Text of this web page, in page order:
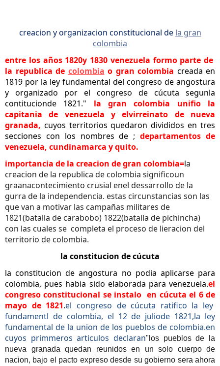
creacion y organizacion constitucional de la gran
colombia
entre los años 1820y 1830 venezuela formo parte de
la republica de colombia o gran colombia creada en
1819 por la ley fundamental del congreso de angostura
y organizado por el congreso de cúcuta segunla
contitucionde 1821." la gran colombia unifio la
capitania de venezuela y elvirreinato de nueva
granada, cuyos territorios quedaron divididos en tres
secciones con los nombres de ;departamentos de
venezuela, cundinamarca y quito.
importancia de la creacion de gran colombia=la
creacion de la republica de colombia significoun
graanacontecimiento crusial enel dessarrollo de la
gurra de la independencia. estas circunstancias son las
que van a motivar las campañas militares de
1821(batalla de carabobo) 1822(batalla de pichincha)
con las cuales se completa el proceso de lieracion del
territorio de colombia.
la constitucion de cúcuta
la constitucion de angostura no podia aplicarse para
colombia, pues habia sido elaborada para venezuela.el
congreso constitucional se instalo en cúcuta el 6 de
mayo de 1821.el congreso de cúcuta ratifico la ley
fundamentl de colombia, el 12 de juliode 1821,la ley
fundamental de la union de los pueblos de colombia.en
cuyos primmeros articulos declaran"los pueblos de la
nueva granada quedan reunidos en un solo cuerpo de
nacion, bajo el pacto expreso desde su gobierno sera ahora